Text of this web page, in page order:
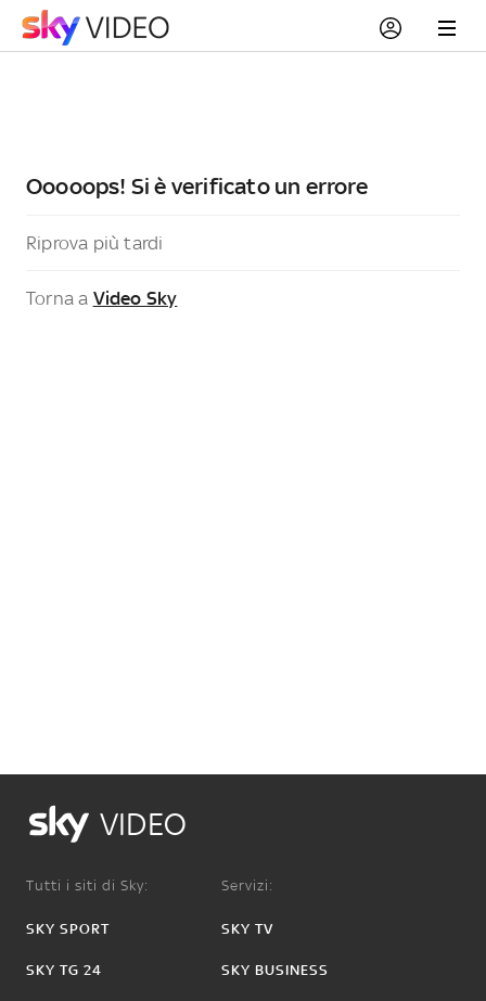
Ooooops! Si è verificato un errore
Riprova più tardi
Torna a Video Sky
VIDEO
Tutti i siti di Sky:
SKY SPORT
SKY TG 24
Servizi:
SKY TV
SKY BUSINESS